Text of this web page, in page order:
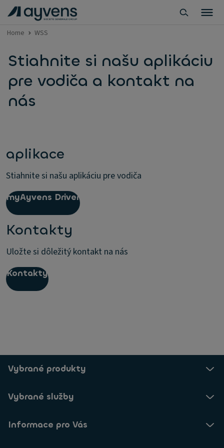
Home WSS
Stiahnite si našu aplikáciu
pre vodiča a kontakt na
nás
aplikace
Stiahnite si našu aplikáciu pre vodiča
myAyvens Driver
Kontakty
Uložte si dôležitý kontakt na nás
Kontakty
Vybrané produkty
Vybrané služby
Informace pro Vás